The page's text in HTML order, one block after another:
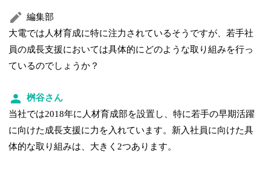
編集部
大電では人材育成に特に注力されているそうですが、若手社
員の成長支援においては具体的にどのような取り組みを行っ
ているのでしょうか？
桝谷さん
当社では2018年に人材育成部を設置し、特に若手の早期活躍
に向けた成長支援に力を入れています。新入社員に向けた具
体的な取り組みは、大きく2つあります。